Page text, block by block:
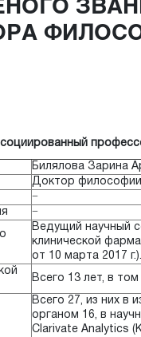
Билялова Зарина
Доктор философии
−
−
Ведущий научный
клинической
от 10 марта 2017 г.).
Всего 13 лет, в
Всего 27, из них в
органом 16, в
Clarivate Analytics